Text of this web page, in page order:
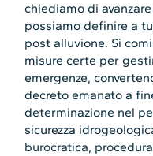
chiediamo di
possiamo definire a
post alluvione. Si
misure certe per
emergenze,
decreto emanato a
determinazione nel
sicurezza
burocratica,